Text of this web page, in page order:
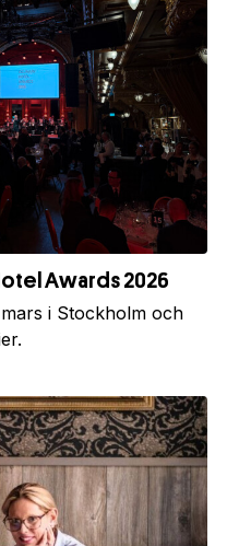
Awards 2026
i Stockholm och